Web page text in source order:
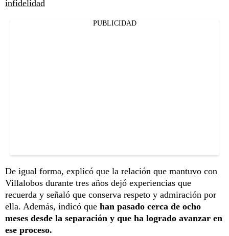
infidelidad
PUBLICIDAD
De igual forma, explicó que la relación que mantuvo con
Villalobos durante tres años dejó experiencias que
recuerda y señaló que conserva respeto y admiración por
ella. Además, indicó que han pasado cerca de ocho
meses desde la separación y que ha logrado avanzar en
ese proceso.